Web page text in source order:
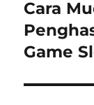
Next
post:
Cara
Game